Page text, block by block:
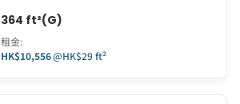
364 ft²(G)
租金:
HK$10,556@HK$29 ft²